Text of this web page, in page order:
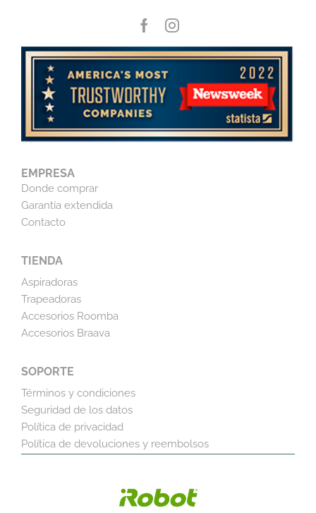
EMPRESA
Donde comprar
Garantía extendida
Contacto
TIENDA
Aspiradoras
Trapeadoras
Accesorios Roomba
Accesorios Braava
SOPORTE
Términos y condiciones
Seguridad de los datos
Política de privacidad
Política de devoluciones y reembolsos